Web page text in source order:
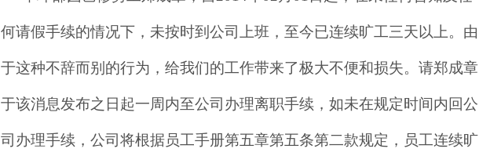
何请假手续的情况下，未按时到公司上班，至今已连续旷工三天以上。由
于这种不辞而别的行为，给我们的工作带来了极大不便和损失。请郑成章
于该消息发布之日起一周内至公司办理离职手续，如未在规定时间内回公
司办理手续，公司将根据员工手册第五章第五条第二款规定，员工连续旷